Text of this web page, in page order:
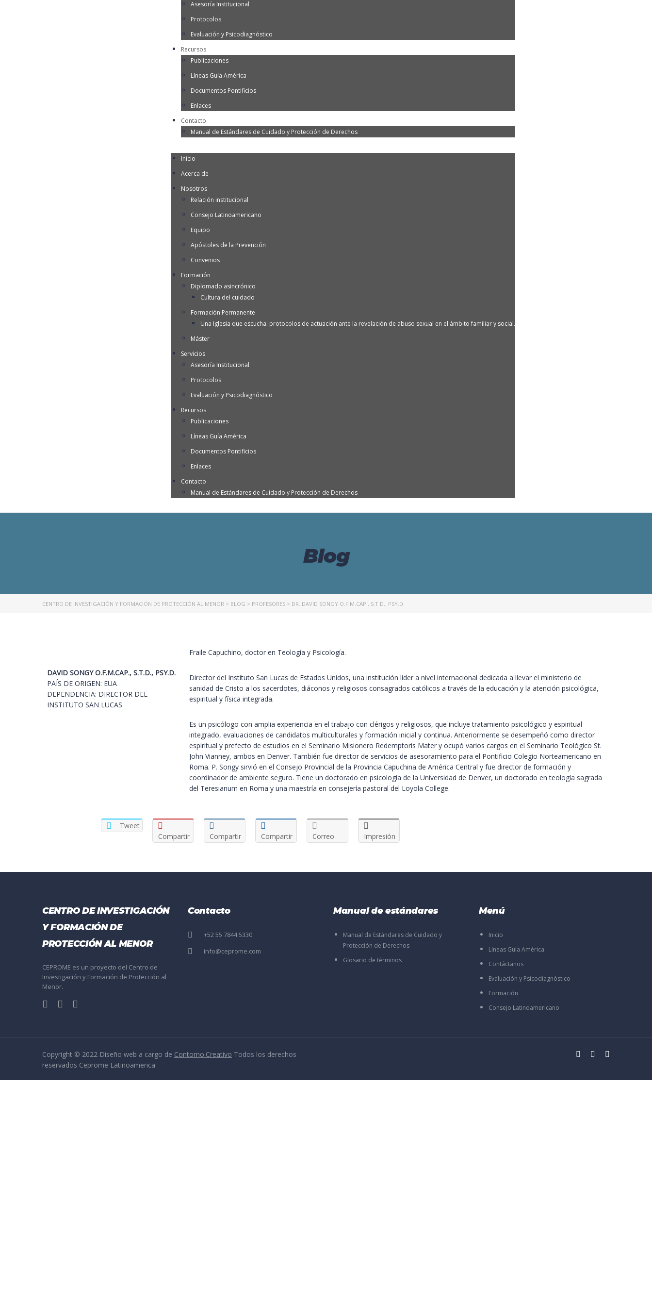
Asesoría Institucional
Protocolos
Evaluación y Psicodiagnóstico
Recursos
Publicaciones
Líneas Guía América
Documentos Pontificios
Enlaces
Contacto
Manual de Estándares de Cuidado y Protección de Derechos
Inicio
Acerca de
Nosotros
Relación institucional
Consejo Latinoamericano
Equipo
Apóstoles de la Prevención
Convenios
Formación
Diplomado asincrónico
Cultura del cuidado
Formación Permanente
Una Iglesia que escucha: protocolos de actuación ante la revelación de abuso sexual en el ámbito familiar y social.
Máster
Servicios
Asesoría Institucional
Protocolos
Evaluación y Psicodiagnóstico
Recursos
Publicaciones
Líneas Guía América
Documentos Pontificios
Enlaces
Contacto
Manual de Estándares de Cuidado y Protección de Derechos
Blog
CENTRO DE INVESTIGACIÓN Y FORMACIÓN DE PROTECCIÓN AL MENOR > BLOG > PROFESORES > DR. DAVID SONGY O.F.M.CAP., S.T.D., PSY.D.
DAVID SONGY O.F.M.CAP., S.T.D., PSY.D.
PAÍS DE ORIGEN: EUA
DEPENDENCIA: DIRECTOR DEL
INSTITUTO SAN LUCAS
Fraile Capuchino, doctor en Teología y Psicología.
Director del Instituto San Lucas de Estados Unidos, una institución líder a nivel internacional dedicada a llevar el ministerio de
sanidad de Cristo a los sacerdotes, diáconos y religiosos consagrados católicos a través de la educación y la atención psicológica,
espiritual y física integrada.
Es un psicólogo con amplia experiencia en el trabajo con clérigos y religiosos, que incluye tratamiento psicológico y espiritual
integrado, evaluaciones de candidatos multiculturales y formación inicial y continua. Anteriormente se desempeñó como director
espiritual y prefecto de estudios en el Seminario Misionero Redemptoris Mater y ocupó varios cargos en el Seminario Teológico St.
John Vianney, ambos en Denver. También fue director de servicios de asesoramiento para el Pontificio Colegio Norteamericano en
Roma. P. Songy sirvió en el Consejo Provincial de la Provincia Capuchina de América Central y fue director de formación y
coordinador de ambiente seguro. Tiene un doctorado en psicología de la Universidad de Denver, un doctorado en teología sagrada
del Teresianum en Roma y una maestría en consejería pastoral del Loyola College.
Tweet
Compartir
Compartir Compartir Correo Impresión
CENTRO DE INVESTIGACIÓN
Y FORMACIÓN DE
PROTECCIÓN AL MENOR
CEPROME es un proyecto del Centro de
Investigación y Formación de Protección al
Menor.
Contacto
+52 55 7844 5330
info@ceprome.com
Manual de estándares
Manual de Estándares de Cuidado y
Protección de Derechos
Glosario de términos
Menú
Inicio
Líneas Guía América
Contáctanos
Evaluación y Psicodiagnóstico
Formación
Consejo Latinoamericano
Copyright © 2022 Diseño web a cargo de Contorno.Creativo Todos los derechos
reservados Ceprome Latinoamerica